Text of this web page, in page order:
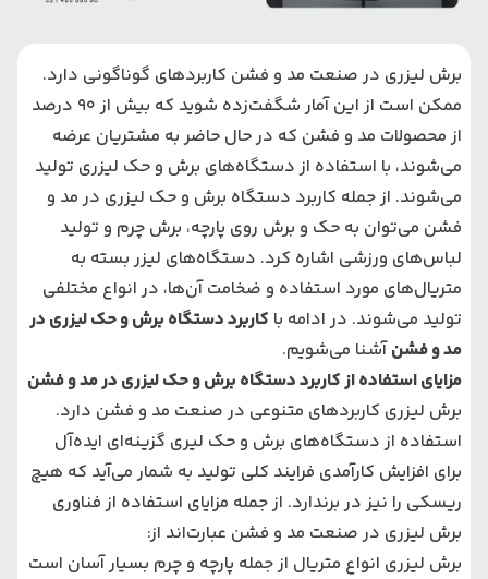
برش لیزری در صنعت مد و فشن کاربردهای گوناگونی دارد.
ممکن است از این آمار شگفت‌زده شوید که بیش از 90 درصد
از محصولات مد و فشن که در حال حاضر به مشتریان عرضه
می‌‌‌شوند، با استفاده از دستگاه‌های ‌برش و حک لیزری تولید
می‌‌‌شوند. از جمله کاربرد دستگاه برش و حک لیزری در مد و
فشن می‌‌‌توان به حک و برش روی پارچه، برش چرم و تولید
لباس‌های ‌ورزشی اشاره کرد. دستگاه‌های ‌لیزر بسته به
متریال‌های ‌مورد استفاده و ضخامت آن‌ها، در انواع مختلفی
تولید می‌‌‌شوند. در ادامه با کاربرد دستگاه برش و حک لیزری در
مد و فشنآشنا می‌‌‌شویم.
مزایای استفاده از کاربرد دستگاه برش و حک لیزری در مد و فشن
برش لیزری کاربردهای متنوعی در صنعت مد و فشن دارد.
استفاده از دستگاه‌های ‌برش و حک لیری گزینه‌ای ایده‌آل
برای افزایش کارآمدی فرایند کلی تولید به شمار می‌‌‌آید که هیچ
ریسکی را نیز در برندارد. از جمله مزایای استفاده از فناوری
برش لیزری در صنعت مد و فشن عبارت‌اند از:
برش لیزری انواع متریال از جمله پارچه و چرم بسیار آسان است